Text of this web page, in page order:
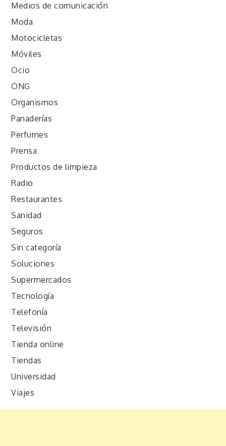
Medios de comunicación
Moda
Motocicletas
Móviles
Ocio
ONG
Organismos
Panaderías
Perfumes
Prensa
Productos de limpieza
Radio
Restaurantes
Sanidad
Seguros
Sin categoría
Soluciones
Supermercados
Tecnología
Telefonía
Televisión
Tienda online
Tiendas
Universidad
Viajes